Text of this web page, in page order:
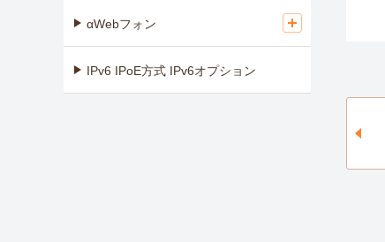
αWebフォン
IPv6 IPoE方式 IPv6オプション